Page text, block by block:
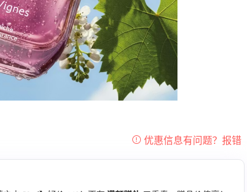
24天12小时
Patagonia：巴塔美官夏季大促 运动服饰
精选低至6折
明日开抢
Patagonia
23天19小时
预售！Harrods 2026 高端美妆圣诞日历
礼盒
HK$2500（约2158.25元）
Macy's：Lancome 兰蔻夏季满赠三重好